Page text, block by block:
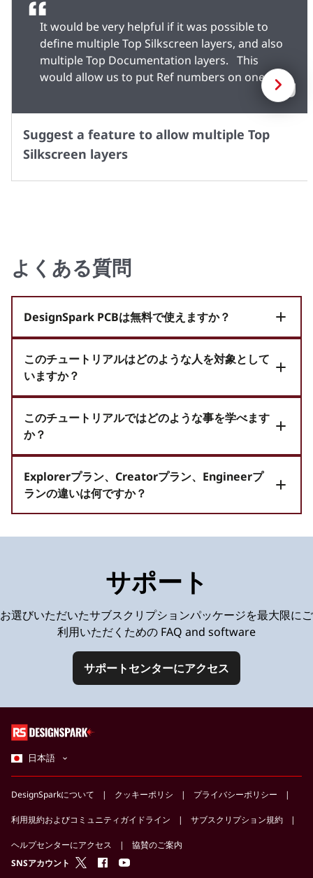
It would be very helpful if it was possible to
define multiple Top Silkscreen layers, and also
multiple Top Documentation layers. This
would allow us to put Ref numbers on one
another silkscreen layer, and human labeling
on a 3rd silkscreen layer. When designing we
can turn each of these off individually, but
then when we produce outputs, we could
then select which of these silkscreen layers
that only show the human readable labeling
without needing to edit the layout and
remove labels or move them to a different
layer. It seems that the UI is already set up to
possibly support this but if you try to do it, it
Suggest a feature to allow multiple Top
Silkscreen layers
次
よくある質問
DesignSpark PCBは無料で使えますか？
このチュートリアルはどのような人を対象として
いますか？
このチュートリアルではどのような事を学べます
か？
Explorerプラン、Creatorプラン、Engineerプ
ランの違いは何ですか？
サポート
お選びいただいたサブスクリプションパッケージを最大限にご
利用いただくための FAQ and software
サポートセンターにアクセス
日本語
DesignSparkについて クッキーポリシ プライバシーポリシー
利用規約およびコミュニティガイドライン サブスクリプション規約
ヘルプセンターにアクセス
協賛のご案内
SNSアカウント twitterfacebookyoutube